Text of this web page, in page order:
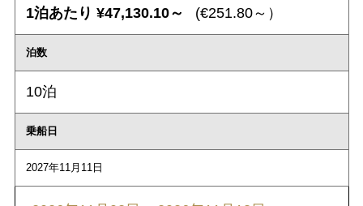
1泊あたり ¥47,130.10～ (€251.80～）
泊数
10泊
乗船日
2027年11月11日